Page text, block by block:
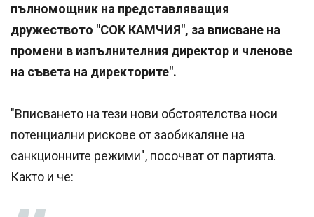
пълномощник на представляващия
дружеството "СОК КАМЧИЯ", за вписване на
промени в изпълнителния директор и членове
на съвета на директорите".
"Вписването на тези нови обстоятелства носи
потенциални рискове от заобикаляне на
санкционните режими", посочват от партията.
Както и че: